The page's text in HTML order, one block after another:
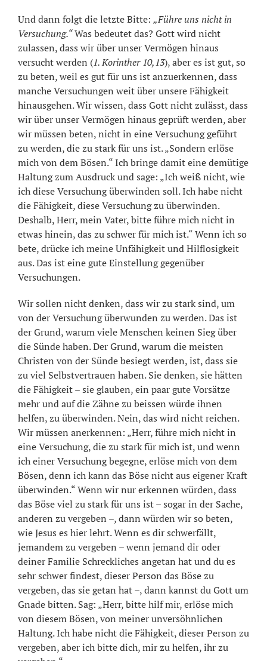
Und dann folgt die letzte Bitte: „Führe uns nicht in
Versuchung.“Was bedeutet das? Gott wird nicht
zulassen, dass wir über unser Vermögen hinaus
versucht werden (1. Korinther 10,13), aber es ist gut, so
zu beten, weil es gut für uns ist anzuerkennen, dass
manche Versuchungen weit über unsere Fähigkeit
hinausgehen. Wir wissen, dass Gott nicht zulässt, dass
wir über unser Vermögen hinaus geprüft werden, aber
wir müssen beten, nicht in eine Versuchung geführt
zu werden, die zu stark für uns ist. „Sondern erlöse
mich von dem Bösen.“ Ich bringe damit eine demütige
Haltung zum Ausdruck und sage: „Ich weiß nicht, wie
ich diese Versuchung überwinden soll. Ich habe nicht
die Fähigkeit, diese Versuchung zu überwinden.
Deshalb, Herr, mein Vater, bitte führe mich nicht in
etwas hinein, das zu schwer für mich ist.“ Wenn ich so
bete, drücke ich meine Unfähigkeit und Hilflosigkeit
aus. Das ist eine gute Einstellung gegenüber
Versuchungen.
Wir sollen nicht denken, dass wir zu stark sind, um
von der Versuchung überwunden zu werden. Das ist
der Grund, warum viele Menschen keinen Sieg über
die Sünde haben. Der Grund, warum die meisten
Christen von der Sünde besiegt werden, ist, dass sie
zu viel Selbstvertrauen haben. Sie denken, sie hätten
die Fähigkeit – sie glauben, ein paar gute Vorsätze
mehr und auf die Zähne zu beissen würde ihnen
helfen, zu überwinden. Nein, das wird nicht reichen.
Wir müssen anerkennen: „Herr, führe mich nicht in
eine Versuchung, die zu stark für mich ist, und wenn
ich einer Versuchung begegne, erlöse mich von dem
Bösen, denn ich kann das Böse nicht aus eigener Kraft
überwinden.“ Wenn wir nur erkennen würden, dass
das Böse viel zu stark für uns ist – sogar in der Sache,
anderen zu vergeben –, dann würden wir so beten,
wie Jesus es hier lehrt. Wenn es dir schwerfällt,
jemandem zu vergeben – wenn jemand dir oder
deiner Familie Schreckliches angetan hat und du es
sehr schwer findest, dieser Person das Böse zu
vergeben, das sie getan hat –, dann kannst du Gott um
Gnade bitten. Sag: „Herr, bitte hilf mir, erlöse mich
von diesem Bösen, von meiner unversöhnlichen
Haltung. Ich habe nicht die Fähigkeit, dieser Person zu
vergeben, aber ich bitte dich, mir zu helfen, ihr zu